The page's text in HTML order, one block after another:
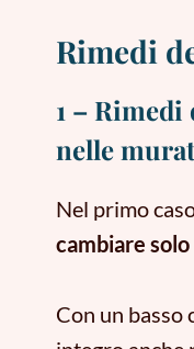
Rimedi
1 –
nelle
Nel primo
cambiare solo
Con un basso